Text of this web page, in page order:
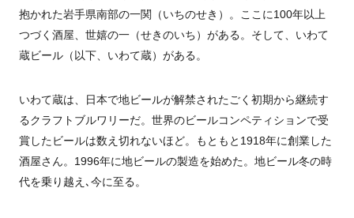
抱かれた岩手県南部の一関（いちのせき）。ここに100年以上
つづく酒屋、世嬉の一（せきのいち）がある。そして、いわて
蔵ビール（以下、いわて蔵）がある。
いわて蔵は、日本で地ビールが解禁されたごく初期から継続す
るクラフトブルワリーだ。世界のビールコンペティションで受
賞したビールは数え切れないほど。もともと 1918年に創業した
酒屋さん。 1996年に地ビールの製造を始めた。地ビール冬の時
代を乗り越え､今に至る。